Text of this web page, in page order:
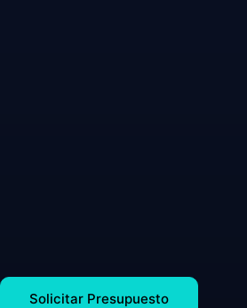
Solicitar Presupuesto